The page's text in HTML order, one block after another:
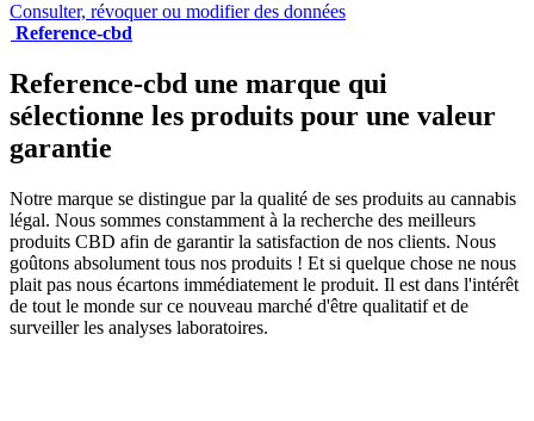
Consulter, révoquer ou modifier des données
Reference-cbd
Reference-cbd une marque qui
sélectionne les produits pour une valeur
garantie
Notre marque se distingue par la qualité de ses produits au cannabis
légal. Nous sommes constamment à la recherche des meilleurs
produits CBD afin de garantir la satisfaction de nos clients. Nous
goûtons absolument tous nos produits ! Et si quelque chose ne nous
plait pas nous écartons immédiatement le produit. Il est dans l'intérêt
de tout le monde sur ce nouveau marché d'être qualitatif et de
surveiller les analyses laboratoires.